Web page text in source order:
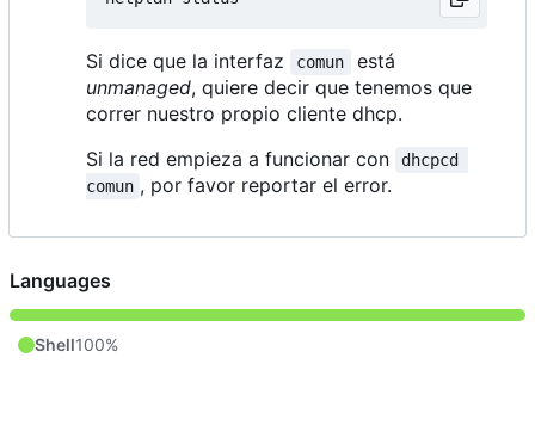
Si dice que la interfaz comun
está
unmanaged, quiere decir que tenemos que
correr nuestro propio cliente dhcp.
Si la red empieza a funcionar con
dhcpcd
comun , por favor reportar el error.
Languages
Shell100%